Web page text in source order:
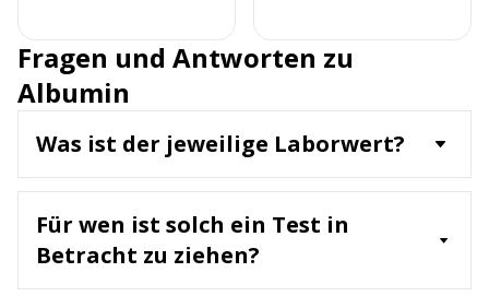
Fragen und Antworten zu
Albumin
Was ist der jeweilige Laborwert?
Albumin ist ein Protein, das in der Leber
produziert wird und viele wichtige Funktionen hat,
darunter den Transport von Substanzen im Blut
und die Aufrechterhaltung des
Für wen ist solch ein Test in
Betracht zu ziehen?
Ein Albumin-Test wird empfohlen für: